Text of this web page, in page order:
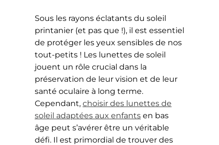
Sous les rayons éclatants du soleil
printanier (et pas que !), il est essentiel
de protéger les yeux sensibles de nos
tout-petits ! Les lunettes de soleil
jouent un rôle crucial dans la
préservation de leur vision et de leur
santé oculaire à long terme.
Cependant, choisir des lunettes de
soleil adaptées aux enfants en bas
âge peut s’avérer être un véritable
défi. Il est primordial de trouver des